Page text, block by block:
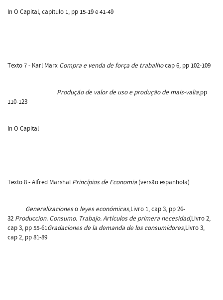
In O Capital, capítulo 1, pp 15-19 e 41-49
Texto 7 - Karl Marx Compra e venda de força de trabalhocap 6, pp 102-109
Produção de valor de uso e produção de mais-valia,pp
110-123
In O Capital
Texto 8 - Alfred Marshal Princípios de Economia (versão espanhola)
Generalizacioneso leyes económicas,Livro 1, cap 3, pp 26-
32 Produccion. Consumo. Trabajo. Artículos de primera necesidad,Livro 2,
cap 3, pp 55-61Gradaciones de la demanda de los consumidores,Livro 3,
cap 2, pp 81-89